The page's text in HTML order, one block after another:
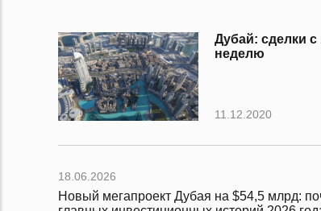
Дубай: сделки
неделю
11.12.2020
18.06.2026
Новый мегапроект Дубая на $54,5 млрд: